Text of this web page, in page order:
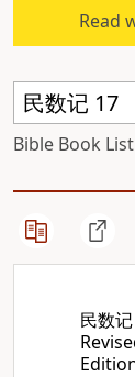
Read
Bible Book List
民数